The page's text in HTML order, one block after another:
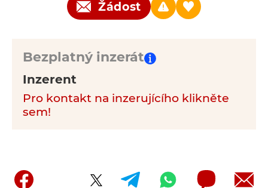
Žádost
Bezplatný inzerát
Inzerent
Pro kontakt na inzerujícího klikněte
sem!